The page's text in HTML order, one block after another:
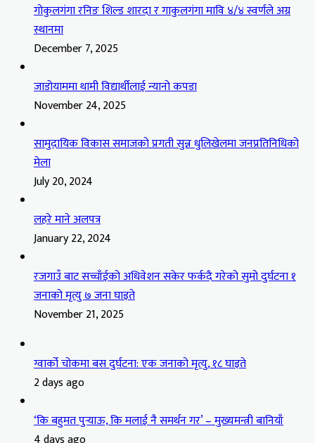
गोकुलगंगा रनिङ शिल्ड शारदा र गाकुलगंगा मावि ४/४ स्वर्णले अग्र
स्थानमा
December 7, 2025
जाडोयाममा थामी विद्यार्थीलाई न्यानो कपडा
November 24, 2025
सामुदायिक विकास समाजको प्रगती सुन्न धुलिखेलमा जनप्रतिनिधिको
मेला
July 20, 2024
लहरे माने अलपत्र
January 22, 2024
रजगाउँ बाट सच्चाँईको अधिवेशन सकेर फर्कदै गरेको सुमो दुर्घटना १
जनाको मृत्यु ७ जना घाइते
November 21, 2025
ग्वार्को चोकमा बस दुर्घटना: एक जनाको मृत्यु, १८ घाइते
2 days ago
‘कि बहुमत पुर्‍याऊ, कि मलाई नै समर्थन गर’ – मुख्यमन्त्री बानियाँ